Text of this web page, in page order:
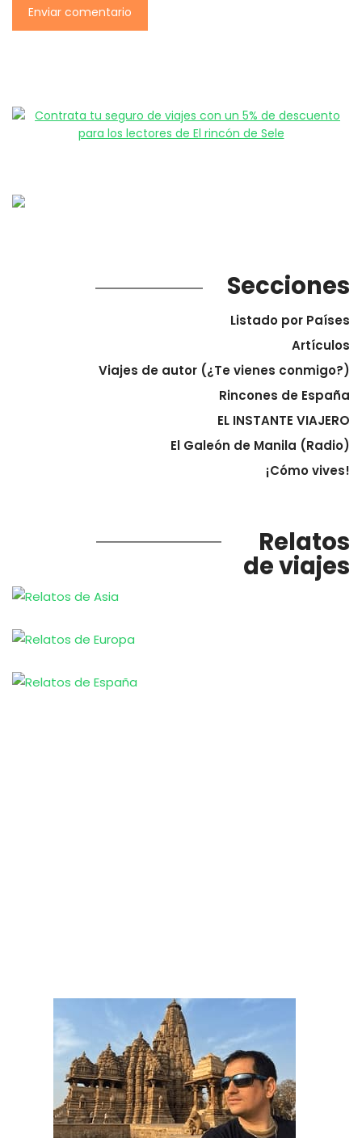
Secciones
Listado por Países
Artículos
Viajes de autor (¿Te vienes conmigo?)
Rincones de España
EL INSTANTE VIAJERO
El Galeón de Manila (Radio)
¡Cómo vives!
Relatos
de viajes